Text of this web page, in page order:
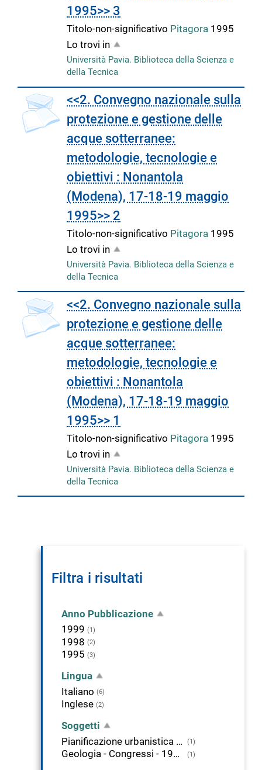
1995>> 3
Titolo-non-significativo Pitagora 1995
Lo trovi in
Università Pavia. Biblioteca della Scienza e
della Tecnica
<<2. Convegno nazionale sulla
protezione e gestione delle
acque sotterranee:
metodologie, tecnologie e
obiettivi : Nonantola
(Modena), 17-18-19 maggio
1995>> 2
Titolo-non-significativo Pitagora 1995
Lo trovi in
Università Pavia. Biblioteca della Scienza e
della Tecnica
<<2. Convegno nazionale sulla
protezione e gestione delle
acque sotterranee:
metodologie, tecnologie e
obiettivi : Nonantola
(Modena), 17-18-19 maggio
1995>> 1
Titolo-non-significativo Pitagora 1995
Lo trovi in
Università Pavia. Biblioteca della Scienza e
della Tecnica
Filtra i risultati
Anno Pubblicazione
1999 (1)
1998 (2)
1995 (3)
Lingua
Italiano (6)
Inglese (2)
Soggetti
Pianificazione urbanistica - Congressi - 1997
(1)
Geologia - Congressi - 1997 (1)